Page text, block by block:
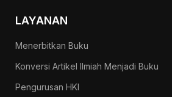
LAYANAN
Menerbitkan Buku
Konversi Artikel Ilmiah Menjadi Buku
Pengurusan HKI